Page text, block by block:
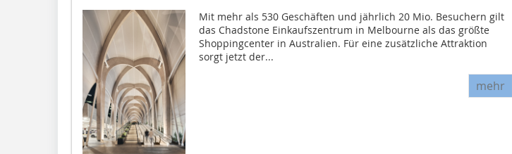
Mit mehr als 530 Geschäften und jährlich 20 Mio. Besuchern gilt
das Chadstone Einkaufszentrum in Melbourne als das größte
Shoppingcenter in Australien. Für eine zusätzliche Attraktion
sorgt jetzt der...
mehr